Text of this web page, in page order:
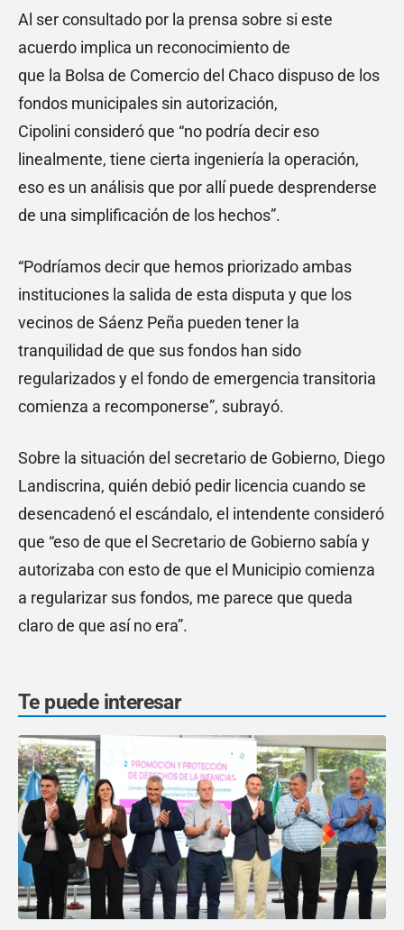
Al ser consultado por la prensa sobre si este
acuerdo implica un reconocimiento de
que la Bolsa de Comercio del Chaco dispuso de los
fondos municipales sin autorización,
Cipolini consideró que “no podría decir eso
linealmente, tiene cierta ingeniería la operación,
eso es un análisis que por allí puede desprenderse
de una simplificación de los hechos”.
“Podríamos decir que hemos priorizado ambas
instituciones la salida de esta disputa y que los
vecinos de Sáenz Peña pueden tener la
tranquilidad de que sus fondos han sido
regularizados y el fondo de emergencia transitoria
comienza a recomponerse”, subrayó.
Sobre la situación del secretario de Gobierno, Diego
Landiscrina, quién debió pedir licencia cuando se
desencadenó el escándalo, el intendente consideró
que “eso de que el Secretario de Gobierno sabía y
autorizaba con esto de que el Municipio comienza
a regularizar sus fondos, me parece que queda
claro de que así no era”.
Te puede interesar